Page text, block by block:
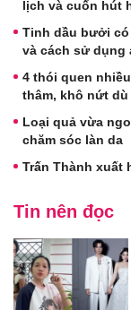
lịch và cuốn hút
Tinh dầu bưởi
và cách sử dụng
4 thói quen
thâm, khô nứt
Loại quả vừa
chăm sóc làn da
Trấn Thành xuất
Tin nên đọc